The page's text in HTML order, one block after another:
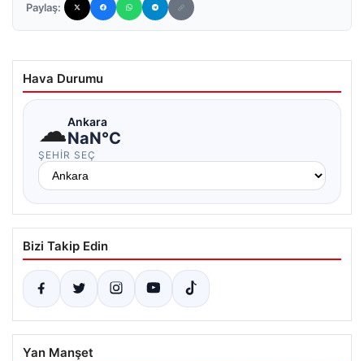
Paylaş:
Hava Durumu
☁Ankara
NaN°C
ŞEHIR SEÇ
Bizi Takip Edin
Yan Manşet